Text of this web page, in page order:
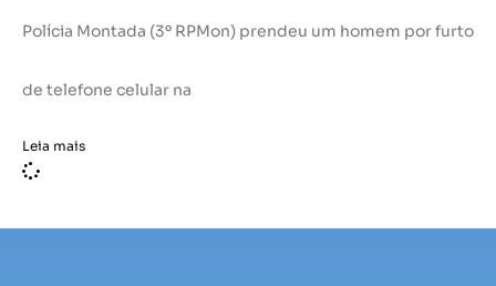
Polícia Montada (3º RPMon) prendeu um homem por furto
de telefone celular na
Leia mais